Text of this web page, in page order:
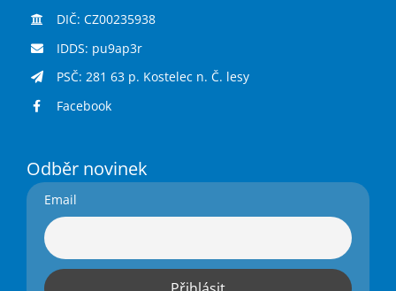
DIČ: CZ00235938
IDDS: pu9ap3r
PSČ: 281 63 p. Kostelec n. Č. lesy
Facebook
Odběr novinek
Email